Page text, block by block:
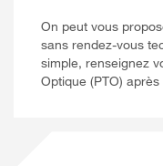
On peut vous
sans rendez-vous
simple, renseignez
Optique (PTO)